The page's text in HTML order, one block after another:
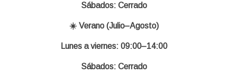
Sábados: Cerrado
☀️ Verano (Julio–Agosto)
Lunes a viernes: 09:00–14:00
Sábados: Cerrado